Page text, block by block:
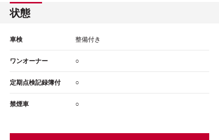
状態
車検 整備付き
ワンオーナー ○
定期点検記録簿付 ○
禁煙車 ○